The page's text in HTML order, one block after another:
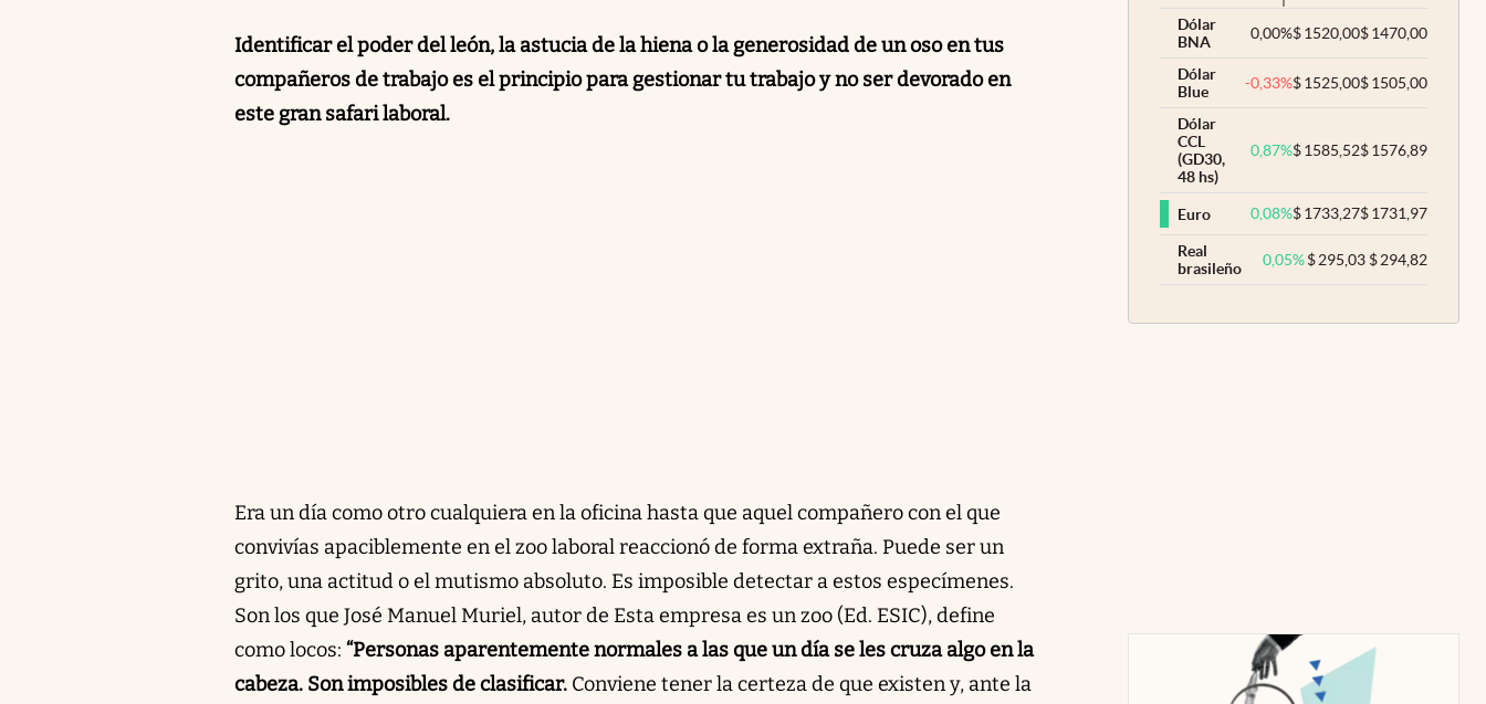
Identificar el poder del león, la astucia de la hiena o la generosidad de un oso en tus
compañeros de trabajo es el principio para gestionar tu trabajo y no ser devorado en
este gran safari laboral.
Era un día como otro cualquiera en la oficina hasta que aquel compañero con el que
convivías apaciblemente en el zoo laboral reaccionó de forma extraña. Puede ser un
grito, una actitud o el mutismo absoluto. Es imposible detectar a estos especímenes.
Son los que José Manuel Muriel, autor de Esta empresa es un zoo (Ed. ESIC), define
como locos: “Personas aparentemente normales a las que un día se les cruza algo en la
cabeza. Son imposibles de clasificar. Conviene tener la certeza de que existen y, ante la
Dólar
BNA
0,00%$1520,00$1470,00
Dólar
Blue
-0,33%$1525,00$1505,00
Dólar
CCL
(GD30,
48 hs)
0,87%$1585,52$1576,89
Euro 0,08%$1733,27$1731,97
Real
brasileño
0,05% $295,03 $294,82